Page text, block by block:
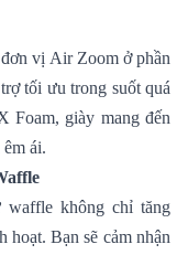
vị Air Zoom ở phần
tối ưu trong suốt quá
Foam, giày mang đến
ái.
không chỉ tăng
Bạn sẽ cảm nhận